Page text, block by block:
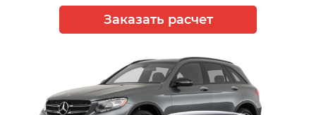
Заказать расчет